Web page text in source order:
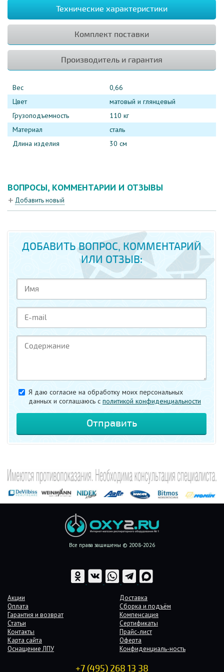
Технические характеристики
Комплект поставки
Производитель и гарантия
Вес
0,66
Цвет
матовый и глянцевый
Грузоподъемность
110 кг
Материал
сталь
Длина изделия
30 см
ВОПРОСЫ, КОММЕНТАРИИ И ОТЗЫВЫ
Добавить новый
ДОБАВИТЬ ВОПРОС, КОММЕНТАРИЙ
ИЛИ ОТЗЫВ:
Я даю согласие на обработку моих персональных
данных и соглашаюсь c политикой конфиденциальности
Все права защищены © 2008-2026
Акции
Доставка
Оплата
Сборка и подъём
Гарантия и возврат
Компенсация
Статьи
Сертификаты
Контакты
Прайс-лист
Карта сайта
Оферта
Оснащение ЛПУ
Конфиденциаль-ность
+7 (495) 268 13 38